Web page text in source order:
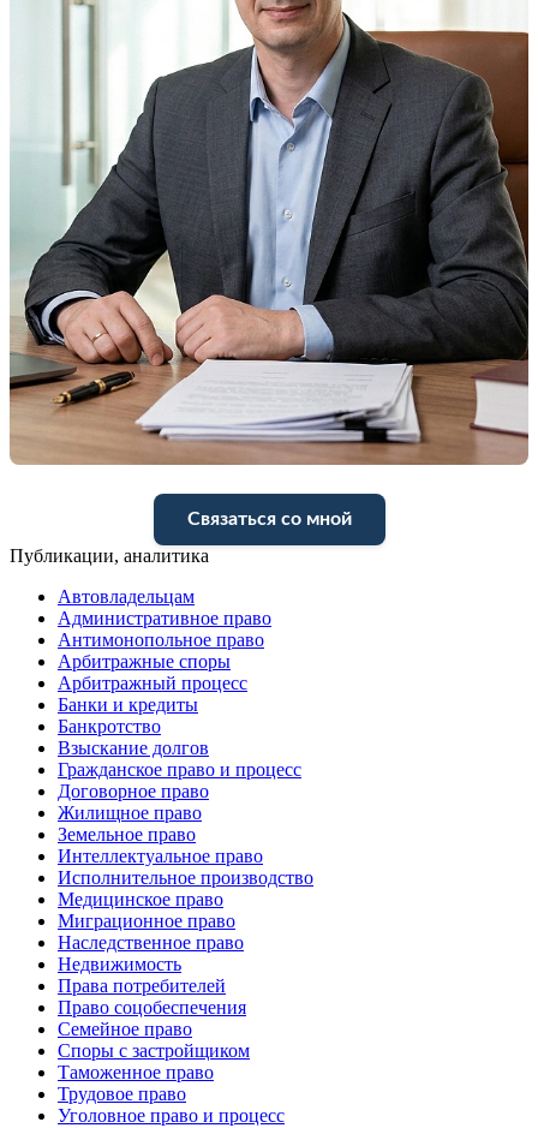
Связаться со мной
Публикации, аналитика
Автовладельцам
Административное право
Антимонопольное право
Арбитражные споры
Арбитражный процесс
Банки и кредиты
Банкротство
Взыскание долгов
Гражданское право и процесс
Договорное право
Жилищное право
Земельное право
Интеллектуальное право
Исполнительное производство
Медицинское право
Миграционное право
Наследственное право
Недвижимость
Права потребителей
Право соцобеспечения
Семейное право
Споры с застройщиком
Таможенное право
Трудовое право
Уголовное право и процесс